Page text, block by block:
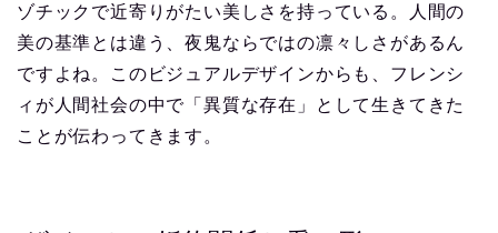
ゾチックで近寄りがたい美しさを持っている。人間の
美の基準とは違う、夜鬼ならではの凛々しさがあるん
ですよね。このビジュアルデザインからも、フレンシ
ィが人間社会の中で「異質な存在」として生きてきた
ことが伝わってきます。